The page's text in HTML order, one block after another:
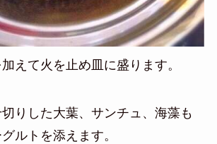
えて火を止め皿に盛ります。
りした大葉、サンチュ、海藻も
ルトを添えます。